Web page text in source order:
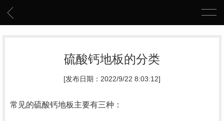
硫酸钙地板的分类
[发布日期：2022/9/22 8:03:12]
常见的硫酸钙地板主要有三种：